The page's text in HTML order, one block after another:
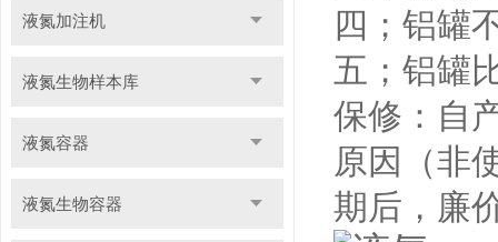
液氮加注机
液氮生物样本库
液氮容器
液氮生物容器
四；铝罐
五；铝罐
保修：自
原因（非
期后，廉